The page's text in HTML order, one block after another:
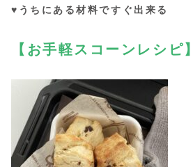
♥うちにある材料ですぐ出来る
【お手軽スコーンレシピ】